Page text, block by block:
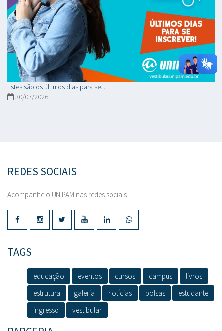
Estes são os últimos dias para se...
30/07/2026
REDES SOCIAIS
Acompanhe o UNIPAM nas redes sociais.
TAGS
educação eventos cursos campus
livros
estrutura
galeria notícias bolsas
estudante
ingresso
vestibular